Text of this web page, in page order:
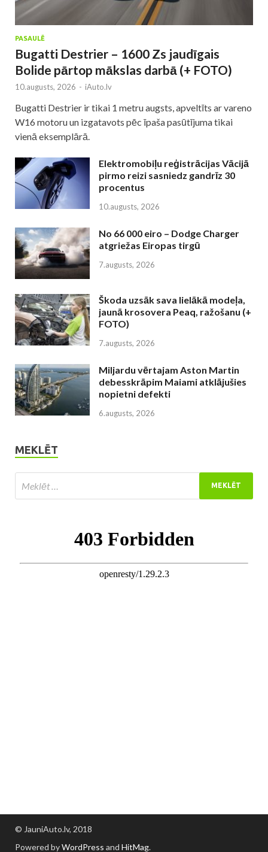
PASAULĒ
Bugatti Destrier – 1600 Zs jaudīgais
Bolide pārtop mākslas darbā (+ FOTO)
10.augusts, 2026 - iAuto.lv
Bugatti Destrier ir tikai 1 metru augsts, apveltīts ar vareno
W16 motoru un izgatavots pēc īpaša pasūtījuma tikai
vienā eksemplārā.
Elektromobiļu reģistrācijas Vācijā
pirmo reizi sasniedz gandrīz 30
procentus
10.augusts, 2026
No 66 000 eiro – Dodge Charger
atgriežas Eiropas tirgū
7.augusts, 2026
Škoda uzsāk sava lielākā modeļa,
jaunā krosovera Peaq, ražošanu (+
FOTO)
7.augusts, 2026
Miljardu vērtajam Aston Martin
debesskrāpim Maiami atklājušies
nopietni defekti
6.augusts, 2026
MEKLĒT
© JauniAuto.lv, 2018
Powered byWordPress and HitMag.